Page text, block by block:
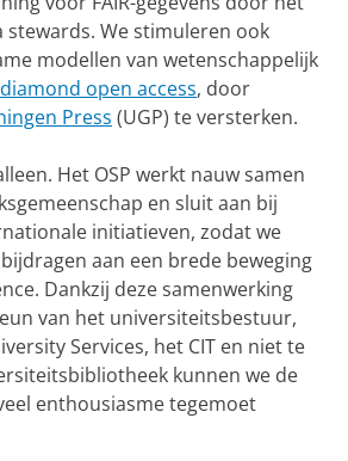
stewards. We stimuleren ook
modellen van wetenschappelijk
diamond open access, door
Press (UGP) te versterken.
Het OSP werkt nauw samen
en sluit aan bij
initiatieven, zodat we
aan een brede beweging
Dankzij deze samenwerking
van het universiteitsbestuur,
Services, het CIT en niet te
kunnen we de
enthousiasme tegemoet